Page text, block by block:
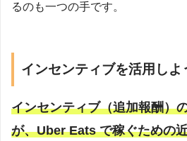
るのも一つの手です。
インセンティブを活用しよ
インセンティブ（追加報酬）
が、Uber Eats で稼ぐための